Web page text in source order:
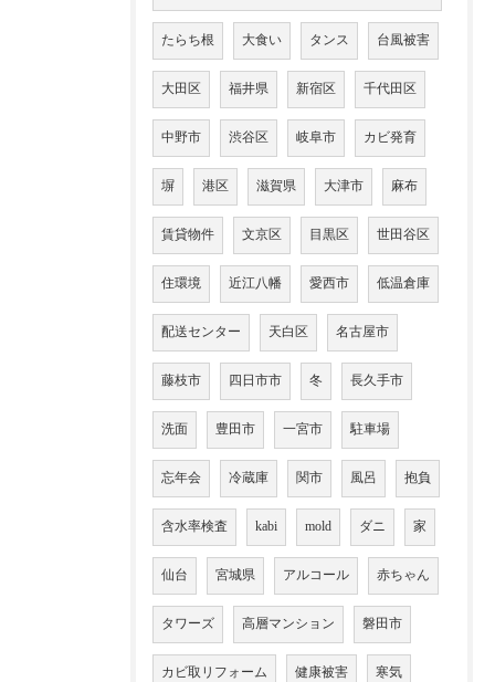
たらち根 大食い タンス 台風被害
大田区 福井県 新宿区 千代田区
中野市 渋谷区 岐阜市 カビ発育
塀 港区 滋賀県 大津市 麻布
賃貸物件 文京区 目黒区 世田谷区
住環境 近江八幡 愛西市 低温倉庫
配送センター 天白区 名古屋市
藤枝市 四日市市 冬 長久手市
洗面 豊田市 一宮市 駐車場
忘年会 冷蔵庫 関市 風呂 抱負
含水率検査 kabi mold ダニ 家
仙台 宮城県 アルコール 赤ちゃん
タワーズ 高層マンション 磐田市
カビ取リフォーム 健康被害 寒気